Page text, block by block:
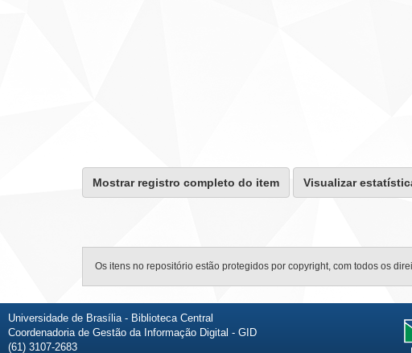
Mostrar registro completo do item Visualizar
Os itens no repositório estão protegidos por copyright, com todos os
Universidade de Brasília - Biblioteca Central
Coordenadoria de Gestão da Informação Digital - GID
(61) 3107-2683